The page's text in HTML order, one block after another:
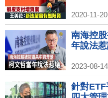
2020-11-
南海控
年說法
2023-08-
針對